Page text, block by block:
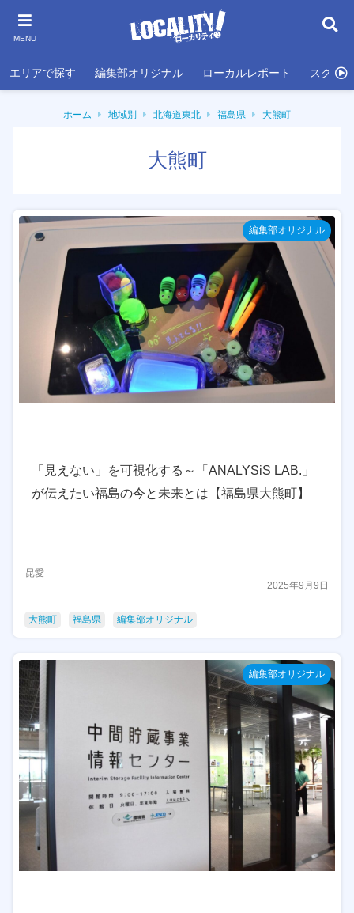
MENU
エリアで探す 編集部オリジナル ローカルレポート スクール
ホーム 地域別 北海道東北 福島県 大熊町
大熊町
編集部オリジナル
「見えない」を可視化する～「ANALYSiS LAB.」
が伝えたい福島の今と未来とは【福島県大熊町】
昆愛
2025年9月9日
大熊町 福島県 編集部オリジナル
編集部オリジナル